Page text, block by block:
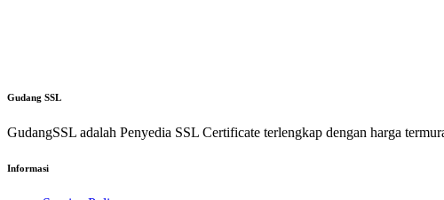
Gudang SSL
GudangSSL adalah Penyedia SSL Certificate terlengkap dengan harga
Informasi